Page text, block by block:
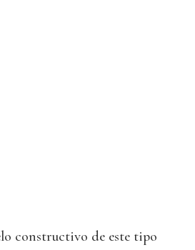
constructivo de este tipo